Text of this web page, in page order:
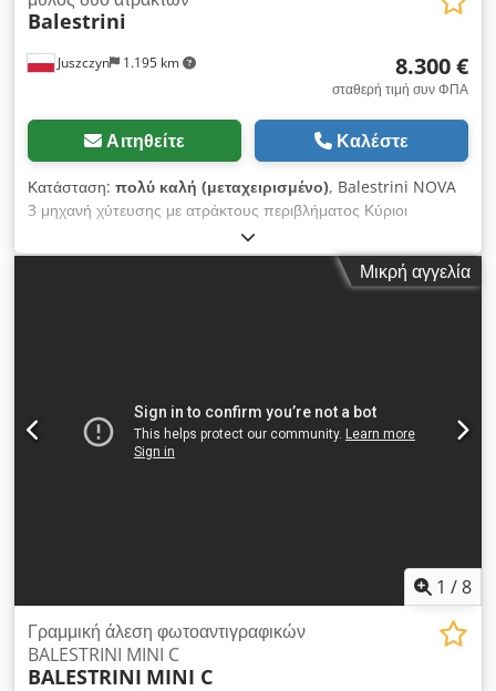
Juszczyn 1.195 km
Balestrini
8.300 €
σταθερή τιμή συν ΦΠΑ
Αιτηθείτε Καλέστε
Κατάσταση: πολύ καλή (μεταχειρισμένο), Balestrini NOVA
3 μηχανή χύτευσης με ατράκτους περιβλήματος Κύριοι
κινητήρες 2 x 2,2 kW Διάμετρος ατράκτων 25 mm Μήκος
ατράκτων 70 mm Διάμετρος ατράκτου 2 x 100 mm Αυτόματη
φόρτωση και απόρριψη υλικού Μήκος τεμαχίου min/max
Μικρή αγγελία
1 /8
Γραμμική άλεση φωτοαντιγραφικών
BALESTRINI MINI C
BALESTRINI MINI C